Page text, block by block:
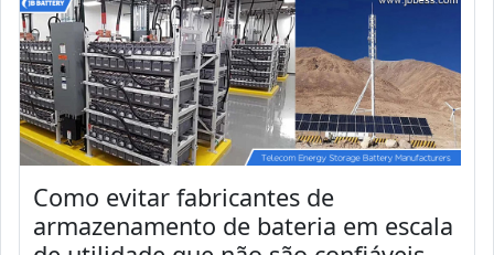
Como evitar fabricantes de
armazenamento de bateria em escala